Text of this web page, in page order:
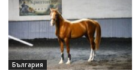
България